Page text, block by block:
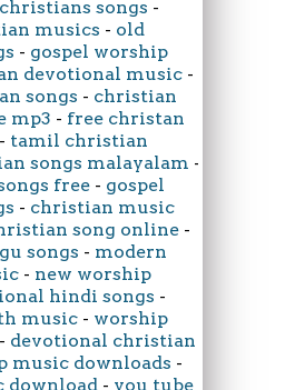
christians songs -
musics - old
- gospel worship
devotional music -
songs - christian
mp3 - free christan
- tamil christian
songs malayalam -
free - gospel
- christian music
song online -
songs - modern
- new worship
hindi songs -
music - worship
- devotional christian
music downloads -
download - you tube